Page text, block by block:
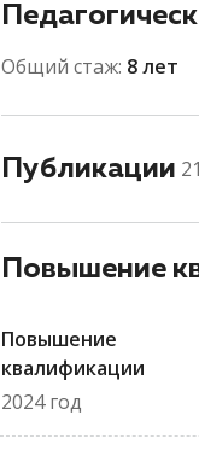
Общий стаж: 8 лет
Публикации 21
Повышение
Повышение
квалификации
2024 год